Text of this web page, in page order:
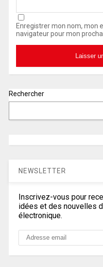
Enregistrer mon nom, mon
navigateur pour mon
Rechercher
NEWSLETTER
Inscrivez-vous pour
idées et des nouvelles
électronique.